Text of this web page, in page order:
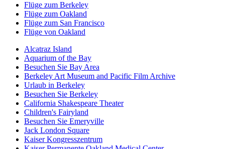
Flüge zum Berkeley
Flüge zum Oakland
Flüge zum San Francisco
Flüge von Oakland
Alcatraz Island
Aquarium of the Bay
Besuchen Sie Bay Area
Berkeley Art Museum and Pacific Film Archive
Urlaub in Berkeley
Besuchen Sie Berkeley
California Shakespeare Theater
Children's Fairyland
Besuchen Sie Emeryville
Jack London Square
Kaiser Kongresszentrum